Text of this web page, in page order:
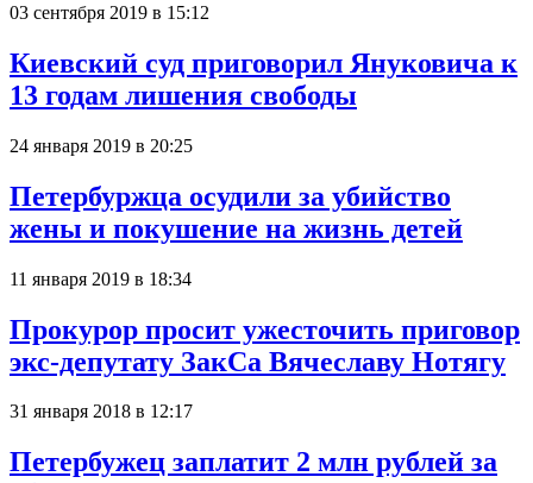
03 сентября 2019 в 15:12
Киевский суд приговорил Януковича к
13 годам лишения свободы
24 января 2019 в 20:25
Петербуржца осудили за убийство
жены и покушение на жизнь детей
11 января 2019 в 18:34
Прокурор просит ужесточить приговор
экс-депутату ЗакСа Вячеславу Нотягу
31 января 2018 в 12:17
Петербужец заплатит 2 млн рублей за